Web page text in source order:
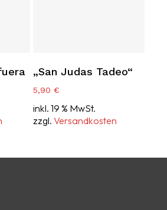
„San Judas Tadeo“
5,90€
inkl. 19 % MwSt.
zzgl.Versandkosten